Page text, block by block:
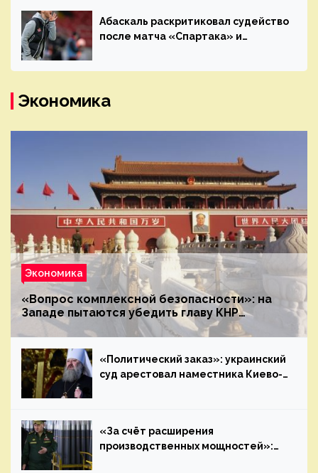
Абаскаль раскритиковал судейство
после матча «Спартака» и
Экономика
Экономика
«Вопрос комплексной безопасности»: на
Западе пытаются убедить главу КНР
провести переговоры с Зеленским
«Политический заказ»: украинский
суд арестовал наместника Киево-
«За счёт расширения
производственных мощностей»: